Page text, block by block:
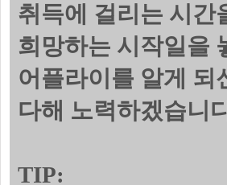
취득에 걸리는 시간
희망하는 시작일을
어플라이를 알게 되
다해 노력하겠습니
TIP: